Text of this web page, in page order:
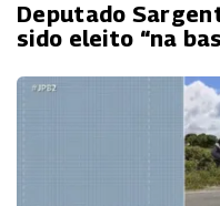
Deputado
sido eleito “na